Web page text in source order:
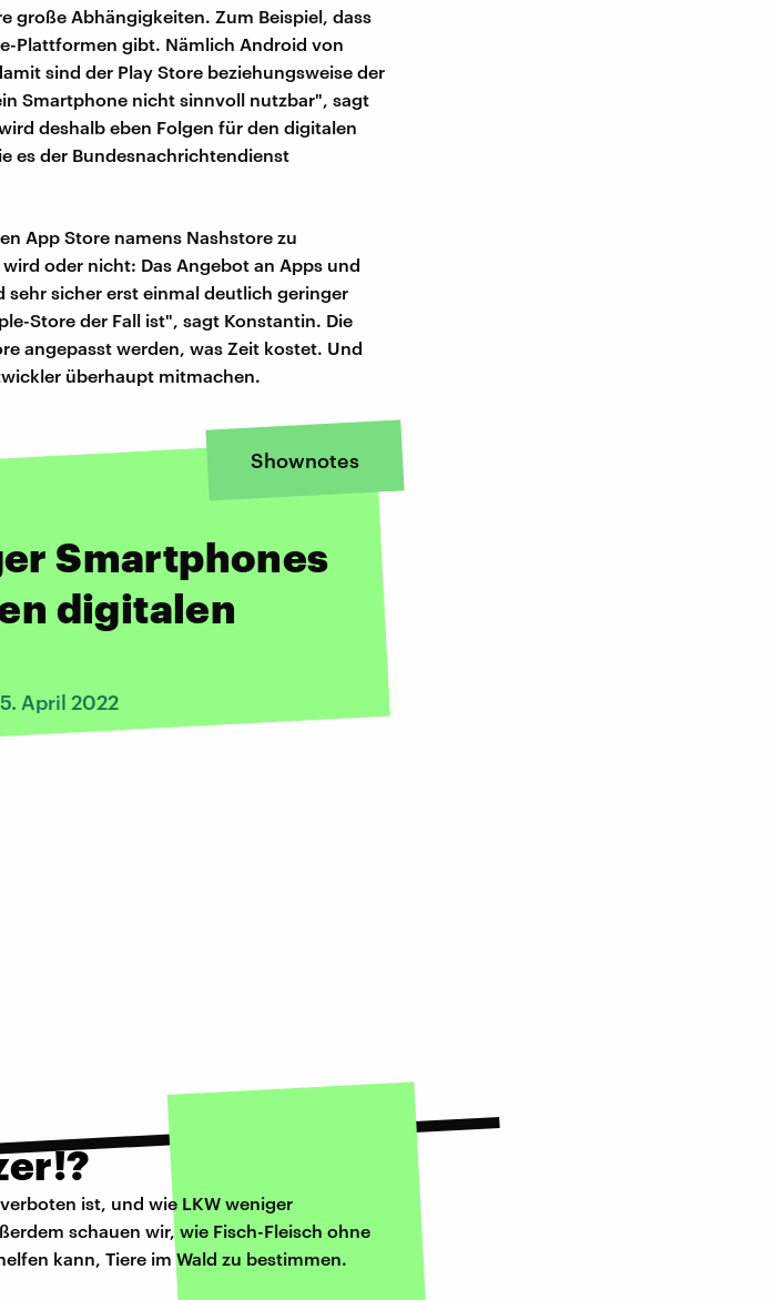
große Abhängigkeiten. Zum Beispiel, dass
Plattformen gibt. Nämlich Android von
sind der Play Store beziehungsweise der
Smartphone nicht sinnvoll nutzbar", sagt
deshalb eben Folgen für den digitalen
es der Bundesnachrichtendienst
App Store namens Nashstore zu
oder nicht: Das Angebot an Apps und
sicher erst einmal deutlich geringer
Store der Fall ist", sagt Konstantin. Die
angepasst werden, was Zeit kostet. Und
überhaupt mitmachen.
Shownotes
Smartphones
digitalen
April 2022
ist, und wie LKW weniger
schauen wir, wie Fisch-Fleisch ohne
kann, Tiere im Wald zu bestimmen.